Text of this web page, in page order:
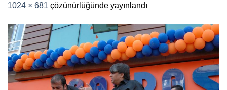
1024 × 681 çözünürlüğünde yayınlandı